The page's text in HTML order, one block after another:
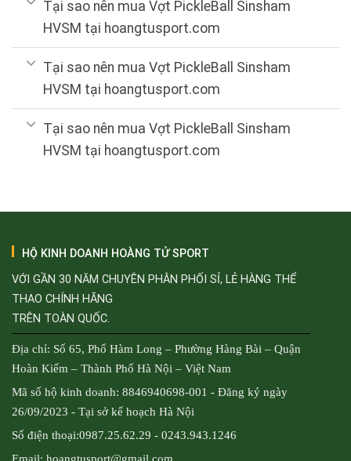
Tại sao nên mua Vợt PickleBall Sinsham
HVSM tại hoangtusport.com
Tại sao nên mua Vợt PickleBall Sinsham
HVSM tại hoangtusport.com
Tại sao nên mua Vợt PickleBall Sinsham
HVSM tại hoangtusport.com
HỘ KINH DOANH HOÀNG TỬ SPORT
VỚI GẦN 30 NĂM CHUYÊN PHÂN PHỐI SỈ, LẺ HÀNG THỂ
THAO CHÍNH HÃNG
TRÊN TOÀN QUỐC.
Địa chỉ: Số 65, Phố Hàm Long – Phường Hàng Bài – Quận
Hoàn Kiếm – Thành Phố Hà Nội – Việt Nam
Mã số hộ kinh doanh: 8846940698-001 - Đăng ký ngày
26/09/2023 - Tại sở kế hoạch Hà Nội
Số điện thoại:0987.25.62.29 - 0243.943.1246